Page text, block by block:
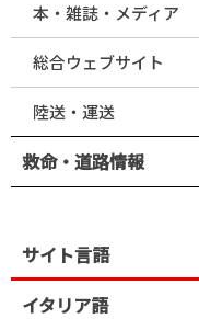
本・雑誌・メディア
総合ウェブサイト
陸送・運送
救命・道路情報
サイト言語
イタリア語